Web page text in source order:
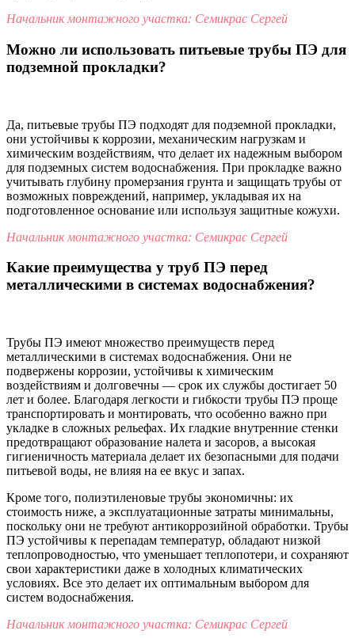
Начальник монтажного участка: Семикрас Сергей
Можно ли использовать питьевые трубы ПЭ для
подземной прокладки?
Да, питьевые трубы ПЭ подходят для подземной прокладки,
они устойчивы к коррозии, механическим нагрузкам и
химическим воздействиям, что делает их надежным выбором
для подземных систем водоснабжения. При прокладке важно
учитывать глубину промерзания грунта и защищать трубы от
возможных повреждений, например, укладывая их на
подготовленное основание или используя защитные кожухи.
Начальник монтажного участка: Семикрас Сергей
Какие преимущества у труб ПЭ перед
металлическими в системах водоснабжения?
Трубы ПЭ имеют множество преимуществ перед
металлическими в системах водоснабжения. Они не
подвержены коррозии, устойчивы к химическим
воздействиям и долговечны — срок их службы достигает 50
лет и более. Благодаря легкости и гибкости трубы ПЭ проще
транспортировать и монтировать, что особенно важно при
укладке в сложных рельефах. Их гладкие внутренние стенки
предотвращают образование налета и засоров, а высокая
гигиеничность материала делает их безопасными для подачи
питьевой воды, не влияя на ее вкус и запах.
Кроме того, полиэтиленовые трубы экономичны: их
стоимость ниже, а эксплуатационные затраты минимальны,
поскольку они не требуют антикоррозийной обработки. Трубы
ПЭ устойчивы к перепадам температур, обладают низкой
теплопроводностью, что уменьшает теплопотери, и сохраняют
свои характеристики даже в холодных климатических
условиях. Все это делает их оптимальным выбором для
систем водоснабжения.
Начальник монтажного участка: Семикрас Сергей